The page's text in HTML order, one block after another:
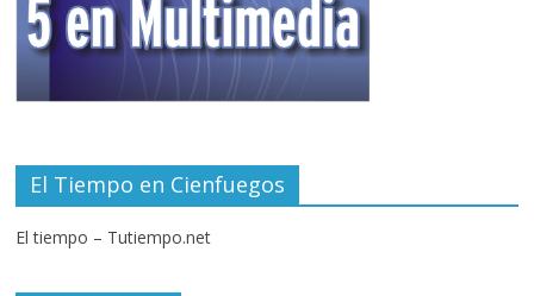
El Tiempo en Cienfuegos
El tiempo – Tutiempo.net